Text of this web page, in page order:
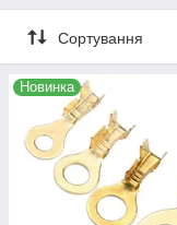
Сортування
Новинка